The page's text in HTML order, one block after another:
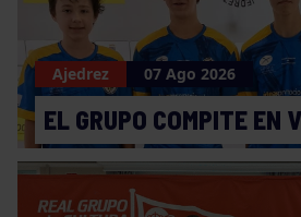
Ajedrez 07 Ago 2026
EL GRUPO COMPITE EN